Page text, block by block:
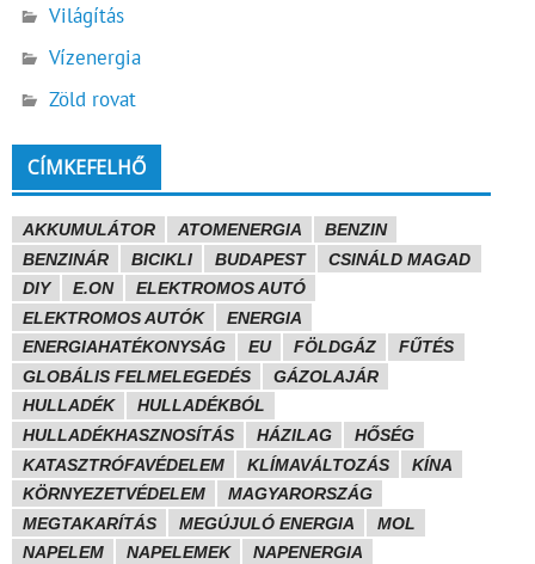
Világítás
Vízenergia
Zöld rovat
CÍMKEFELHŐ
AKKUMULÁTOR ATOMENERGIA
BENZIN
BENZINÁR
BICIKLI BUDAPEST
CSINÁLD MAGAD
DIY
E.ON
ELEKTROMOS AUTÓ
ELEKTROMOS AUTÓK
ENERGIA
ENERGIAHATÉKONYSÁG
EU FÖLDGÁZ
FŰTÉS
GLOBÁLIS FELMELEGEDÉS
GÁZOLAJÁR
HULLADÉK
HULLADÉKBÓL
HULLADÉKHASZNOSÍTÁS
HÁZILAG
HŐSÉG
KATASZTRÓFAVÉDELEM
KLÍMAVÁLTOZÁS
KÍNA
KÖRNYEZETVÉDELEM
MAGYARORSZÁG
MEGTAKARÍTÁS
MEGÚJULÓ ENERGIA
MOL
NAPELEM
NAPELEMEK
NAPENERGIA